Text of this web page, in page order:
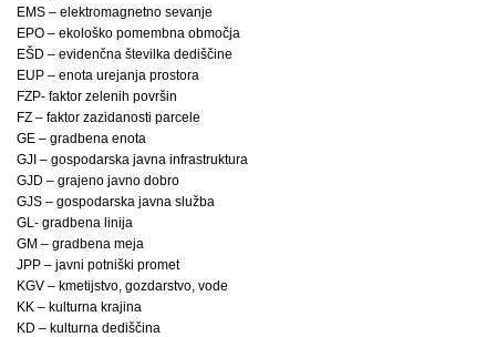
EMS – elektromagnetno sevanje
EPO – ekološko pomembna območja
EŠD – evidenčna številka dediščine
EUP – enota urejanja prostora
FZP- faktor zelenih površin
FZ – faktor zazidanosti parcele
GE – gradbena enota
GJI – gospodarska javna infrastruktura
GJD – grajeno javno dobro
GJS – gospodarska javna služba
GL- gradbena linija
GM – gradbena meja
JPP – javni potniški promet
KGV – kmetijstvo, gozdarstvo, vode
KK – kulturna krajina
KD – kulturna dediščina